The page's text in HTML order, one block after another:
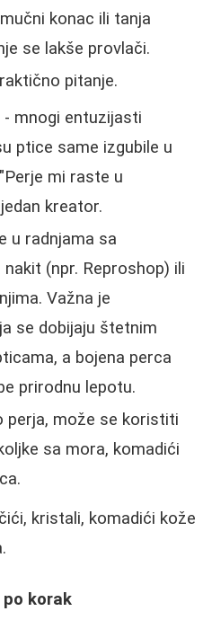
konac ili tanja
se lakše provlači.
pitanje.
- mnogi entuzijasti
ptice same izgubile u
mi raste u
kreator.
u radnjama sa
(npr. Reproshop) ili
Važna je
se dobijaju štetnim
a bojena perca
prirodnu lepotu.
perja, može se koristiti
sa mora, komadići
kristali, komadići kože
po korak